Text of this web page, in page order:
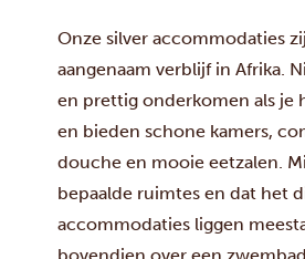
Onze silver accommodaties
aangenaam verblijf in Afrika.
en prettig onderkomen als je
en bieden schone kamers,
douche en mooie eetzalen.
bepaalde ruimtes en dat het
accommodaties liggen